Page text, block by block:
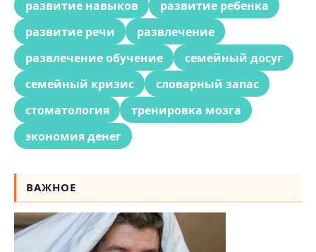
развитие навыков
развитие ребенка
развитие речи
развлечение
развлечение обучение
семейный досуг
семейный кризис
словарный запас
стоматология
тренировка мозга
экономия денег
ВАЖНОЕ